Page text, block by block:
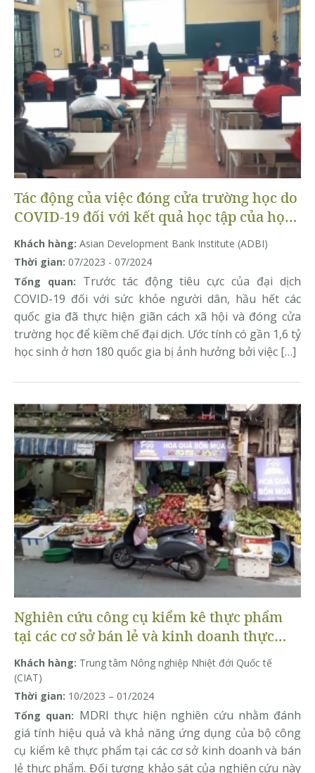
Tác động của việc đóng cửa trường học do
COVID-19 đối với kết quả học tập của học
sinh: Bằng chứng từ Việt Nam
Khách hàng: Asian Development Bank Institute (ADBI)
Thời gian: 07/2023 - 07/2024
Tổng quan:
Trước tác động tiêu cực của đại dịch
COVID-19 đối với sức khỏe người dân, hầu hết các
quốc gia đã thực hiện giãn cách xã hội và đóng cửa
trường học để kiềm chế đại dịch. Ước tính có gần 1,6 tỷ
học sinh ở hơn 180 quốc gia bị ảnh hưởng bởi việc […]
Nghiên cứu công cụ kiểm kê thực phẩm
tại các cơ sở bán lẻ và kinh doanh thực
phẩm
Khách hàng: Trung tâm Nông nghiệp Nhiệt đới Quốc tế
(CIAT)
Thời gian: 10/2023 – 01/2024
Tổng quan: MDRI thực hiện nghiên cứu nhằm đánh
giá tính hiệu quả và khả năng ứng dụng của bộ công
cụ kiểm kê thực phẩm tại các cơ sở kinh doanh và bán
lẻ thực phẩm. Đối tượng khảo sát của nghiên cứu này